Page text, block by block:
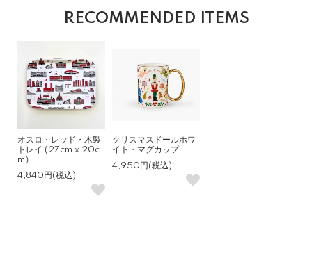
RECOMMENDED ITEMS
オスロ・レッド・木製
トレイ (27cm x 20c
m）
4,840円(税込)
クリスマスドールホワ
イト・マグカップ
4,950円(税込)